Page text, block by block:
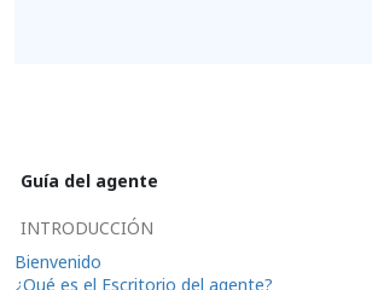
Guía del agente
INTRODUCCIÓN
Bienvenido
¿Qué es el Escritorio del agente?